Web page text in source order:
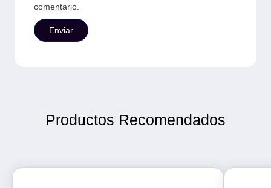
comentario.
Productos Recomendados